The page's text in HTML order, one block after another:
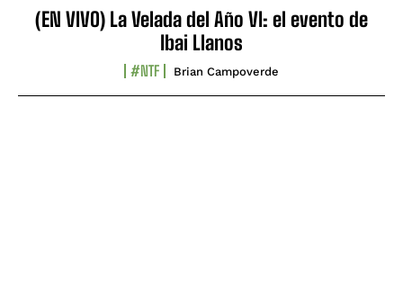
(EN VIVO) La Velada del Año VI: el evento de
Ibai Llanos
#NTF Brian Campoverde